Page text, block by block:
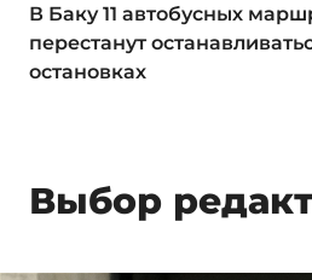
В Баку 11 автобусных
перестанут
остановках
Выбор